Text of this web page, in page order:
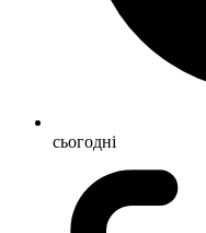
сьогодні